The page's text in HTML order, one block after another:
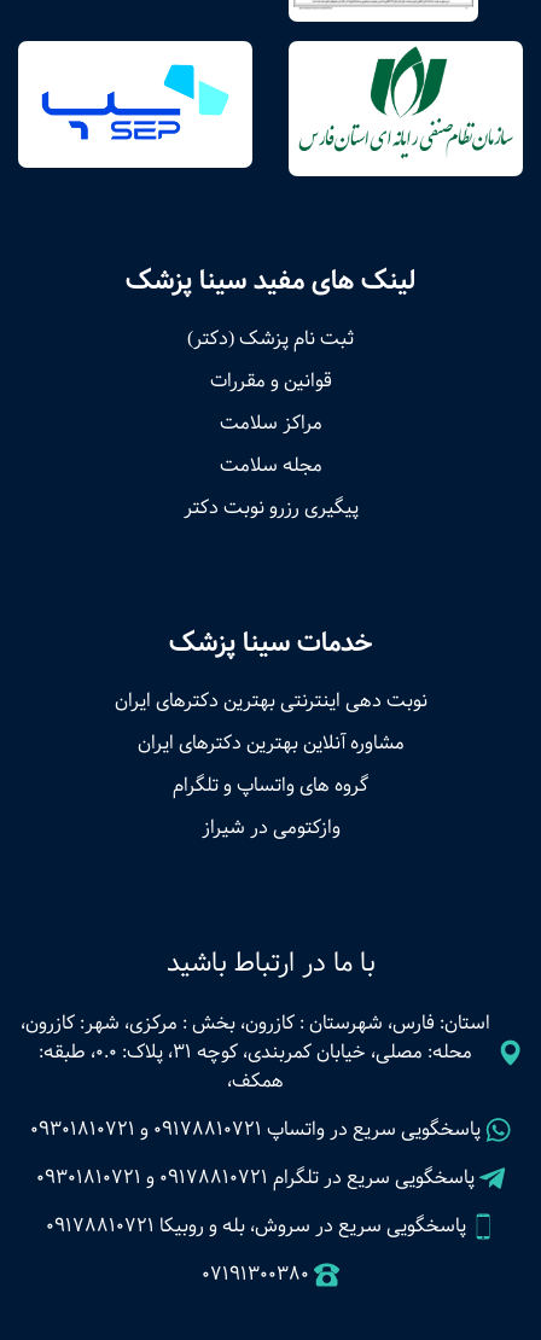
لینک های مفید سینا پزشک
ثبت نام پزشک (دکتر)
قوانین و مقررات
مراکز سلامت
مجله سلامت
پیگیری رزرو نوبت دکتر
خدمات سینا پزشک
نوبت‌ دهی اینترنتی بهترین دکترهای ایران
مشاوره آنلاین بهترین دکترهای ایران
گروه های واتساپ و تلگرام
وازکتومی در شیراز
با ما در ارتباط باشید
استان: فارس، شهرستان : کازرون، بخش : مرکزی، شهر: کازرون،
محله: مصلی، خیابان کمربندی، کوچه 31، پلاک: 0.0، طبقه:
همکف،
پاسخگویی سریع در واتساپ 09178810721 و 09301810721
پاسخگویی سریع در تلگرام 09178810721 و 09301810721
پاسخگویی سریع در سروش، بله و روبیکا 09178810721
07191300380